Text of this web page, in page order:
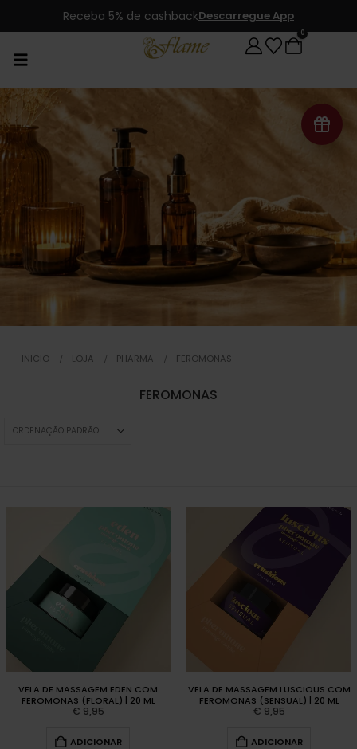
Receba 5% de cashbackDescarregue App
0
INICIO LOJA PHARMA FEROMONAS
FEROMONAS
VELA DE MASSAGEM EDEN COM
FEROMONAS (FLORAL) | 20 ML
€ 9,95
ADICIONAR
VELA DE MASSAGEM LUSCIOUS COM
FEROMONAS (SENSUAL) | 20 ML
€ 9,95
ADICIONAR